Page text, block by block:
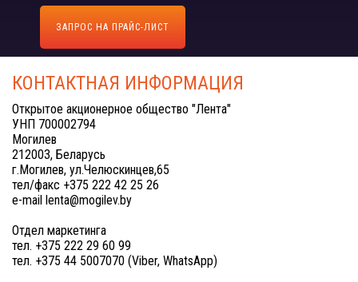
ЗАПРОС НА ПРАЙС-ЛИСТ
КОНТАКТНАЯ ИНФОРМАЦИЯ
Открытое акционерное общество "Лента"
УНП 700002794
Могилев
212003, Беларусь
г.Могилев, ул.Челюскинцев,65
тел/факс +375 222 42 25 26
e-mail lenta@mogilev.by
Отдел маркетинга
тел. +375 222 29 60 99
тел. +375 44 5007070 (Viber, WhatsApp)